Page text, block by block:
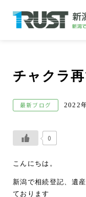
チャクラ
最新ブログ 2022
0
こんにちは。
新潟で相続登記、遺
ております